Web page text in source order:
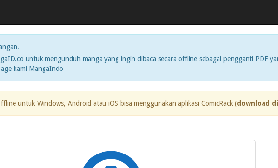
untuk mengunduh manga yang ingin dibaca secara offline sebagai pengganti PDF
kami MangaIndo
untuk Windows, Android atau iOS bisa menggunakan aplikasi ComicRack (download